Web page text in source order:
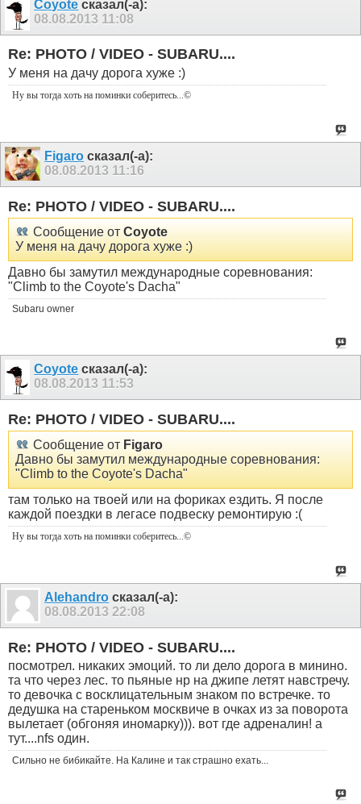
Coyote сказал(-а):
08.08.2013 11:08
Re: PHOTO / VIDEO - SUBARU....
У меня на дачу дорога хуже :)
Ну вы тогда хоть на поминки соберитесь...©
Figaro сказал(-а):
08.08.2013 11:16
Re: PHOTO / VIDEO - SUBARU....
Сообщение от Coyote
У меня на дачу дорога хуже :)
Давно бы замутил международные соревнования:
"Climb to the Coyote's Dacha"
Subaru owner
Coyote сказал(-а):
08.08.2013 11:53
Re: PHOTO / VIDEO - SUBARU....
Сообщение от Figaro
Давно бы замутил международные соревнования:
"Climb to the Coyote's Dacha"
там только на твоей или на фориках ездить. Я после
каждой поездки в легасе подвеску ремонтирую :(
Ну вы тогда хоть на поминки соберитесь...©
Alehandro сказал(-а):
08.08.2013 22:08
Re: PHOTO / VIDEO - SUBARU....
посмотрел. никаких эмоций. то ли дело дорога в минино.
та что через лес. то пьяные нр на джипе летят навстречу.
то девочка с восклицательным знаком по встречке. то
дедушка на стареньком москвиче в очках из за поворота
вылетает (обгоняя иномарку))). вот где адреналин! а
тут....nfs один.
Сильно не бибикайте. На Калине и так страшно ехать...